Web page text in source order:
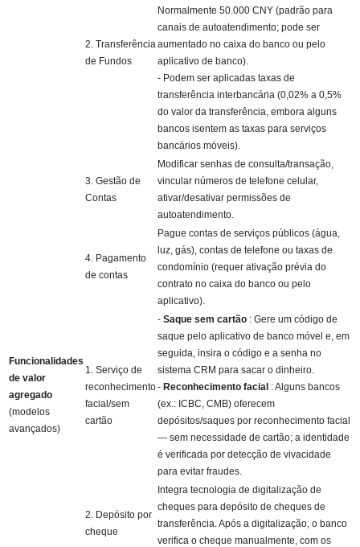
2. Transferência
de Fundos
Normalmente 50.000 CNY (padrão para
canais de autoatendimento; pode ser
aumentado no caixa do banco ou pelo
aplicativo de banco).
- Podem ser aplicadas taxas de
transferência interbancária (0,02% a 0,5%
do valor da transferência, embora alguns
bancos isentem as taxas para serviços
bancários móveis).
3. Gestão de
Contas
Modificar senhas de consulta/transação,
vincular números de telefone celular,
ativar/desativar permissões de
autoatendimento.
4. Pagamento
de contas
Pague contas de serviços públicos (água,
luz, gás), contas de telefone ou taxas de
condomínio (requer ativação prévia do
contrato no caixa do banco ou pelo
aplicativo).
Funcionalidades
de valor
agregado
(modelos
avançados)
1. Serviço de
reconhecimento
facial/sem
cartão
- Saque sem cartão : Gere um código de
saque pelo aplicativo de banco móvel e, em
seguida, insira o código e a senha no
sistema CRM para sacar o dinheiro.
- Reconhecimento facial : Alguns bancos
(ex.: ICBC, CMB) oferecem
depósitos/saques por reconhecimento facial
— sem necessidade de cartão; a identidade
é verificada por detecção de vivacidade
para evitar fraudes.
2. Depósito por
cheque
Integra tecnologia de digitalização de
cheques para depósito de cheques de
transferência. Após a digitalização, o banco
verifica o cheque manualmente, com os